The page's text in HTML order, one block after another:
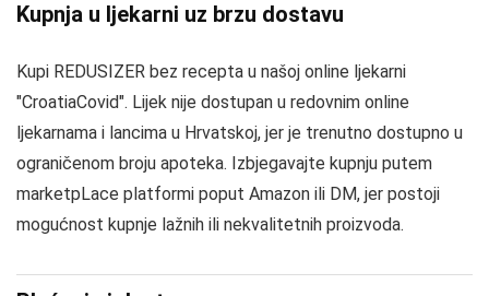
Kupnja u ljekarni uz brzu dostavu
Kupi REDUSIZER bez recepta u našoj online ljekarni
"CroatiaCovid". Lijek nije dostupan u redovnim online
ljekarnama i lancima u Hrvatskoj, jer je trenutno dostupno u
ograničenom broju apoteka. Izbjegavajte kupnju putem
marketpLace platformi poput Amazon ili DM, jer postoji
mogućnost kupnje lažnih ili nekvalitetnih proizvoda.